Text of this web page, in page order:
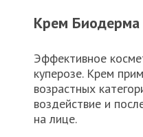
Крем Биодерма
Эффективное
куперозе. Крем
возрастных
воздействие и
на лице.